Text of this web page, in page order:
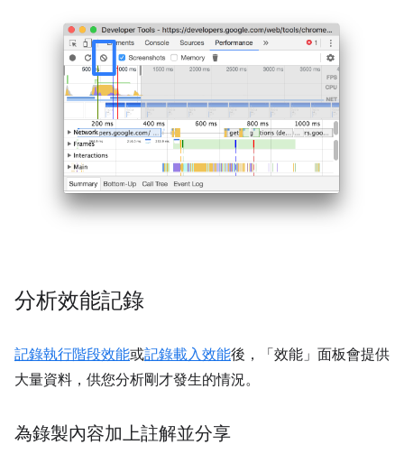
分析效能記錄
記錄執行階段效能或記錄載入效能後，「效能」 面板會提供
大量資料，供您分析剛才發生的情況。
為錄製內容加上註解並分享